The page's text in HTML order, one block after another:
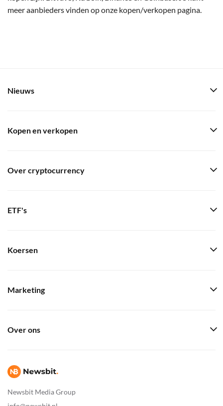
meer aanbieders vinden op onze kopen/verkopen pagina.
Newsbit Media Group
Nieuws
Kopen en verkopen
Over cryptocurrency
ETF's
Koersen
Marketing
Over ons